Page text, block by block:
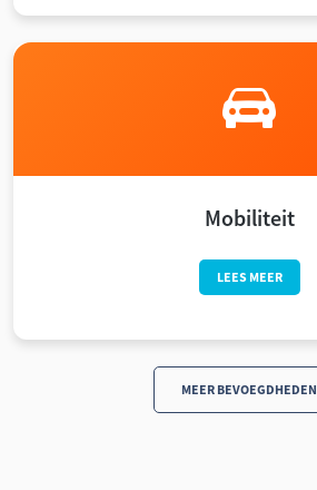
Mobiliteit
LEES MEER
MEER BEVOEGDHEDEN